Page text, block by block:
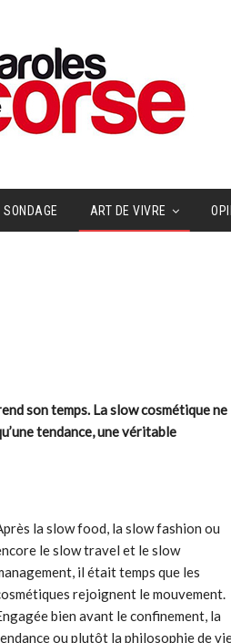
SONDAGE ART DE VIVRE
son temps. La slow cosmétique ne
tendance, une véritable
la slow food, la slow fashion ou
le slow travel et le slow
il était temps que les
rejoignent le mouvement.
bien avant le confinement, la
ou plutôt la philosophie de